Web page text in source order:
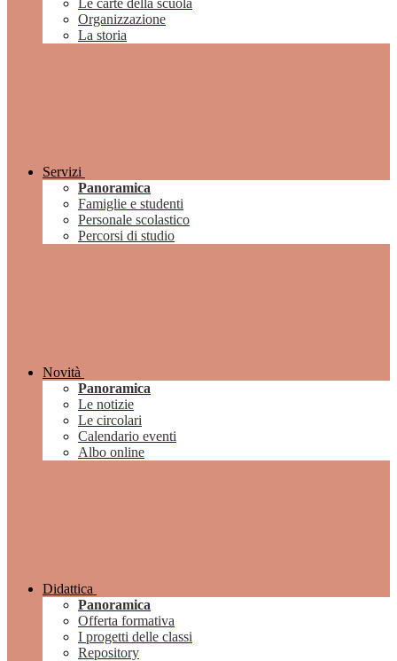
Le carte della scuola
Organizzazione
La storia
Servizi
Panoramica
Famiglie e studenti
Personale scolastico
Percorsi di studio
Novità
Panoramica
Le notizie
Le circolari
Calendario eventi
Albo online
Didattica
Panoramica
Offerta formativa
I progetti delle classi
Repository